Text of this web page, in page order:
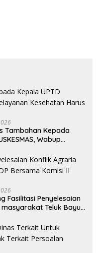
Tambahan Kepada
Wabup
Fasilitasi Penyelesaian
Teluk Bayur